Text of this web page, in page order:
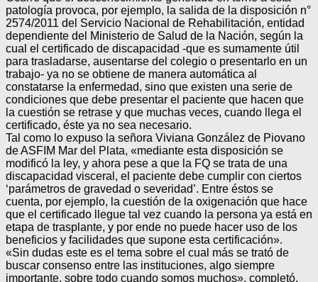
patología provoca, por ejemplo, la salida de la disposición n°
2574/2011 del Servicio Nacional de Rehabilitación, entidad
dependiente del Ministerio de Salud de la Nación, según la
cual el certificado de discapacidad -que es sumamente útil
para trasladarse, ausentarse del colegio o presentarlo en un
trabajo- ya no se obtiene de manera automática al
constatarse la enfermedad, sino que existen una serie de
condiciones que debe presentar el paciente que hacen que
la cuestión se retrase y que muchas veces, cuando llega el
certificado, éste ya no sea necesario.
Tal como lo expuso la señora Viviana González de Piovano
de ASFIM Mar del Plata, «mediante esta disposición se
modificó la ley, y ahora pese a que la FQ se trata de una
discapacidad visceral, el paciente debe cumplir con ciertos
‘parámetros de gravedad o severidad’. Entre éstos se
cuenta, por ejemplo, la cuestión de la oxigenación que hace
que el certificado llegue tal vez cuando la persona ya está en
etapa de trasplante, y por ende no puede hacer uso de los
beneficios y facilidades que supone esta certificación».
«Sin dudas este es el tema sobre el cual más se trató de
buscar consenso entre las instituciones, algo siempre
importante, sobre todo cuando somos muchos», completó.